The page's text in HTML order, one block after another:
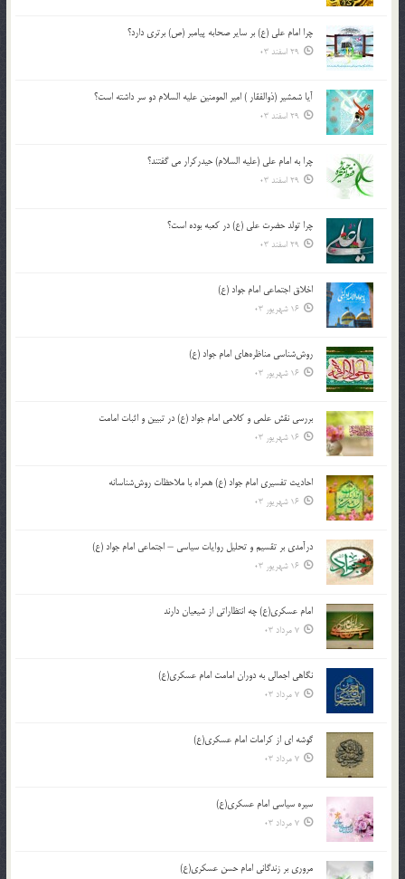
چرا امام علی (ع) بر سایر صحابه پیامبر (ص) برتری دارد؟
29 اسفند 03
آیا شمشیر (ذوالفقار ) امیر المومنین علیه السلام دو سر داشته است؟
29 اسفند 03
چرا به امام علی (علیه السلام) حیدرکرار می گفتند؟
29 اسفند 03
چرا تولد حضرت علی (ع) در کعبه بوده است؟
29 اسفند 03
اخلاق اجتماعی امام جواد (ع)
16 شهریور 03
روش‌شناسی مناظره‌های امام جواد (ع)
16 شهریور 03
بررسی نقش علمی و کلامی امام جواد (ع) در تبیین و اثبات امامت
16 شهریور 03
احادیث تفسیری امام جواد (ع) همراه با ملاحظات روش‌شناسانه
16 شهریور 03
درآمدی بر تقسیم و تحلیل روایات سیاسی – اجتماعی امام جواد (ع)
16 شهریور 03
امام عسکری(ع) چه انتظاراتی از شیعیان دارند
7 مرداد 03
نگاهی اجمالی به دوران امامت امام عسکری(ع)
7 مرداد 03
گوشه ای از کرامات امام عسکری(ع)
7 مرداد 03
سیره سیاسی امام عسکری(ع)
7 مرداد 03
مروری بر زندگانی امام حسن عسکری(ع)